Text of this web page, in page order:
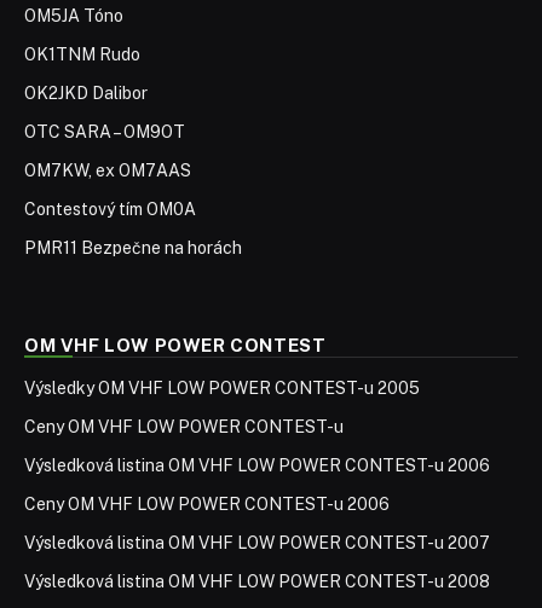
OM5JA Tóno
OK1TNM Rudo
OK2JKD Dalibor
OTC SARA – OM9OT
OM7KW, ex OM7AAS
Contestový tím OM0A
PMR11 Bezpečne na horách
OM VHF LOW POWER CONTEST
Výsledky OM VHF LOW POWER CONTEST-u 2005
Ceny OM VHF LOW POWER CONTEST-u
Výsledková listina OM VHF LOW POWER CONTEST-u 2006
Ceny OM VHF LOW POWER CONTEST-u 2006
Výsledková listina OM VHF LOW POWER CONTEST-u 2007
Výsledková listina OM VHF LOW POWER CONTEST-u 2008